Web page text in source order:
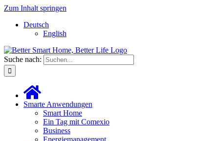
Zum Inhalt springen
Deutsch
English
Suche nach:
Smarte Anwendungen
Smart Home
Ein Tag mit Comexio
Business
Energiemanagement